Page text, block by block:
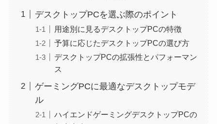
デスクトップPCを選ぶ際のポイント
用途別に見るデスクトップPCの特徴
予算に応じたデスクトップPCの選び方
デスクトップPCの拡張性とパフォーマン
ス
ゲーミングPCに最適なデスクトップモデ
ル
ハイエンドゲーミングデスクトップPCの